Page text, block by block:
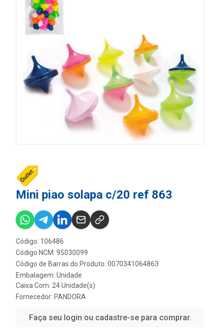
Mini piao solapa c/20 ref 863
Código: 106486
Código NCM: 95030099
Código de Barras do Produto: 0070341064863
Embalagem: Unidade
Caixa Com: 24 Unidade(s)
Fornecedor: PANDORA
Faça seu login ou cadastre-se para comprar.